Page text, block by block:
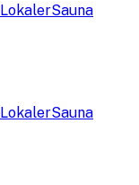
LokalerSauna
LokalerSauna